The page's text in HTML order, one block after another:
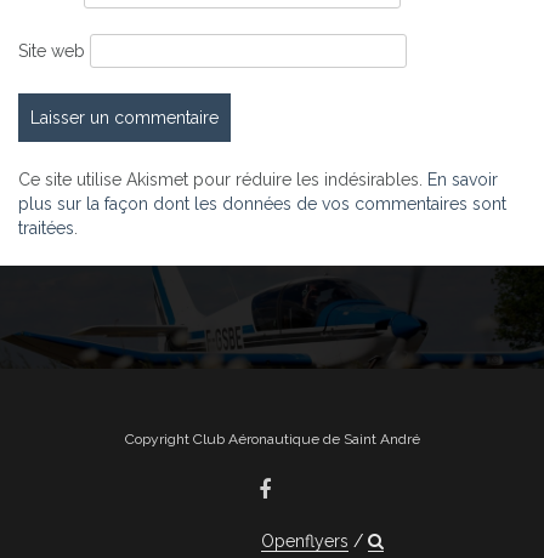
Site web
Ce site utilise Akismet pour réduire les indésirables. En savoir
plus sur la façon dont les données de vos commentaires sont
traitées
Copyright Club Aéronautique de Saint André
Openflyers